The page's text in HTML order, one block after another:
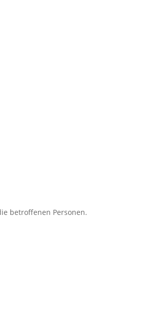
betroffenen Personen.